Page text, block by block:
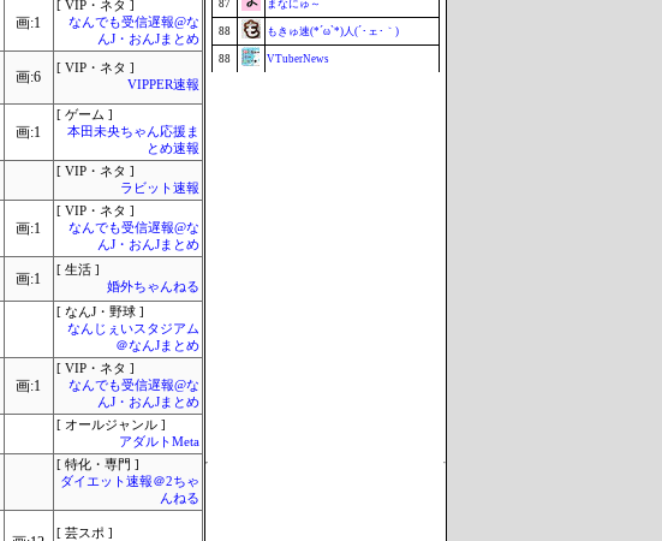
画:1
[ VIP・ネタ ]
なんでも受信遅報@な
んJ・おんJまとめ
画:6
[ VIP・ネタ ]
VIPPER速報
画:1
[ ゲーム ]
本田未央ちゃん応援ま
とめ速報
[ VIP・ネタ ]
ラビット速報
画:1
[ VIP・ネタ ]
なんでも受信遅報@な
んJ・おんJまとめ
画:1
[ 生活 ]
婚外ちゃんねる
[ なんJ・野球 ]
なんじぇいスタジアム
＠なんJまとめ
画:1
[ VIP・ネタ ]
なんでも受信遅報@な
んJ・おんJまとめ
[ オールジャンル ]
アダルトMeta
[ 特化・専門 ]
ダイエット速報＠2ちゃ
んねる
[ 芸スポ ]
87 まなにゅ～
88 もきゅ速(*´ω`*)人(´･ェ･｀)
88 VTuberNews